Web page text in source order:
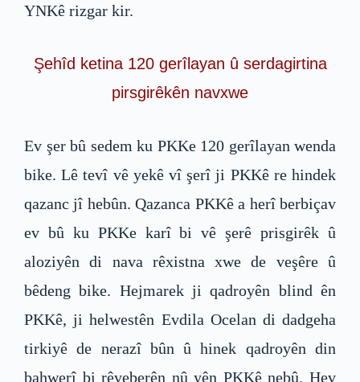
YNKê rizgar kir.
Şehîd ketina 120 gerîlayan û serdagirtina
pirsgirêkên navxwe
Ev şer bû sedem ku PKKe 120 gerîlayan wenda
bike. Lê tevî vê yekê vî şerî ji PKKê re hindek
qazanc jî hebûn. Qazanca PKKê a herî berbiçav
ev bû ku PKKe karî bi vê şerê prisgirêk û
aloziyên di nava rêxistna xwe de veşêre û
bêdeng bike. Hejmarek ji qadroyên blind ên
PKKê, ji helwestên Evdila Ocelan di dadgeha
tirkiyê de nerazî bûn û hinek qadroyên din
bahwerî bi rêveberên nû yên PKKê nebû. Hev